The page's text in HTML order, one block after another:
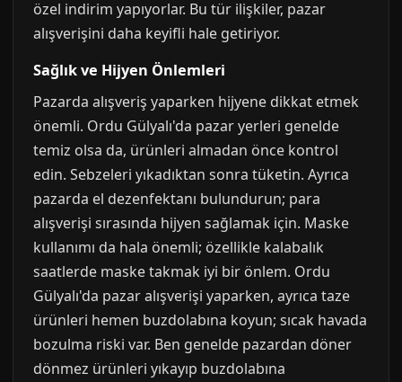
özel indirim yapıyorlar. Bu tür ilişkiler, pazar
alışverişini daha keyifli hale getiriyor.
Sağlık ve Hijyen Önlemleri
Pazarda alışveriş yaparken hijyene dikkat etmek
önemli. Ordu Gülyalı'da pazar yerleri genelde
temiz olsa da, ürünleri almadan önce kontrol
edin. Sebzeleri yıkadıktan sonra tüketin. Ayrıca
pazarda el dezenfektanı bulundurun; para
alışverişi sırasında hijyen sağlamak için. Maske
kullanımı da hala önemli; özellikle kalabalık
saatlerde maske takmak iyi bir önlem. Ordu
Gülyalı'da pazar alışverişi yaparken, ayrıca taze
ürünleri hemen buzdolabına koyun; sıcak havada
bozulma riski var. Ben genelde pazardan döner
dönmez ürünleri yıkayıp buzdolabına